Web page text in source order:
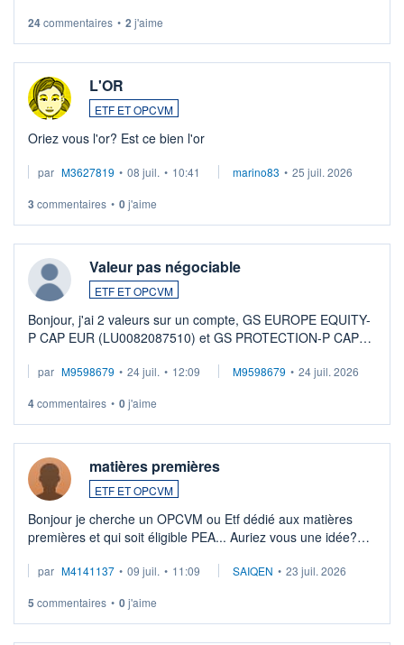
24commentaires • 2 j'aime
L'OR
ETF ET OPCVM
Oriez vous l'or? Est ce bien l'or
par M3627819 • 08 juil. • 10:41 marino83 • 25 juil. 2026
3 commentaires • 0j'aime
Valeur pas négociable
ETF ET OPCVM
Bonjour, j'ai 2 valeurs sur un compte, GS EUROPE EQUITY-
P CAP EUR (LU0082087510) et GS PROTECTION-P CAP
veux procéder à la vente, on me signale ...
par M9598679 • 24 juil. • 12:09 M9598679 • 24 juil. 2026
4commentaires • 0j'aime
matières premières
ETF ET OPCVM
Bonjour je cherche un OPCVM ou Etf dédié aux matières
premières et qui soit éligible PEA... Auriez vous une idée?
par M4141137 • 09 juil. • 11:09 SAIQEN • 23 juil. 2026
5 commentaires • 0j'aime